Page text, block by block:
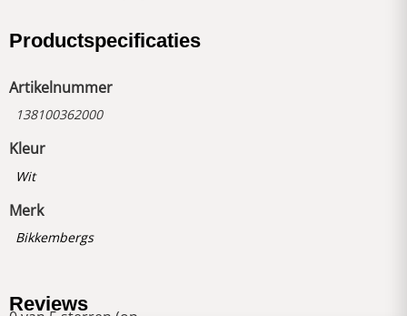
Productspecificaties
Artikelnummer
138100362000
Kleur
Wit
Merk
Bikkembergs
Reviews